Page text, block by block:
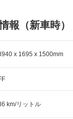
報（新車時）
x 1695 x 1500mm
km/リットル